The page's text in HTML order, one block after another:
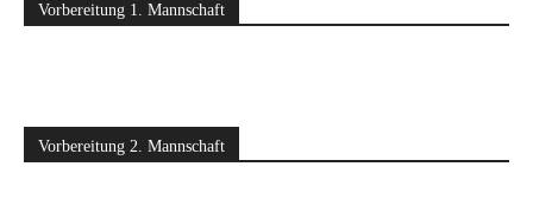
Vorbereitung 1. Mannschaft
Vorbereitung 2. Mannschaft